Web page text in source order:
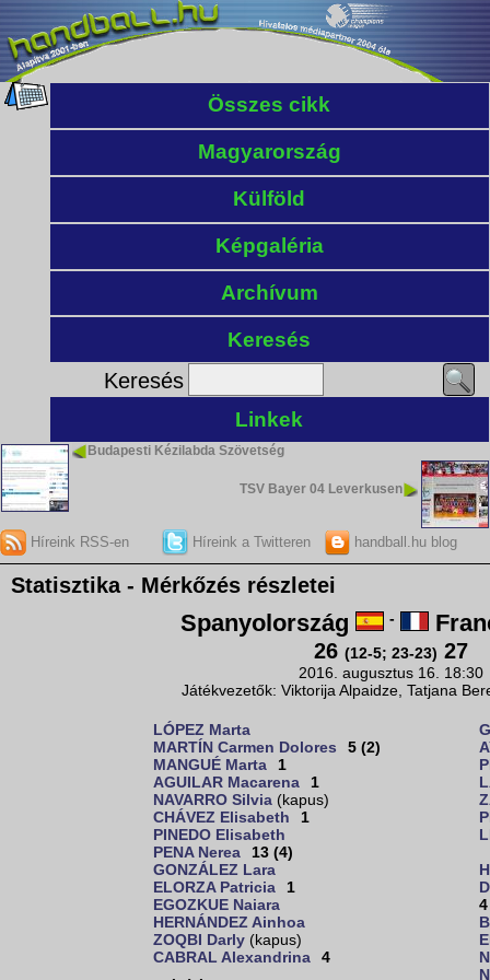
Összes cikk
Magyarország
Külföld
Képgaléria
Archívum
Keresés
Keresés
Linkek
Budapesti Kézilabda Szövetség
TSV Bayer 04 Leverkusen
Híreink RSS-en Híreink a Twitteren handball.hu blog
Statisztika - Mérkőzés részletei
Spanyolország -
26 (12-5; 23-23) 27
2016. augusztus 16. 18:30
Játékvezetők: Viktorija Alpaidze, Tatjana
LÓPEZ Marta
MARTÍN Carmen Dolores
5 (2)
MANGUÉ Marta
1
AGUILAR Macarena
1
NAVARRO Silvia (kapus)
CHÁVEZ Elisabeth
1
PINEDO Elisabeth
PENA Nerea
13 (4)
GONZÁLEZ Lara
ELORZA Patricia
1
EGOZKUE Naiara
HERNÁNDEZ Ainhoa
ZOQBI Darly (kapus)
CABRAL Alexandrina
4
4